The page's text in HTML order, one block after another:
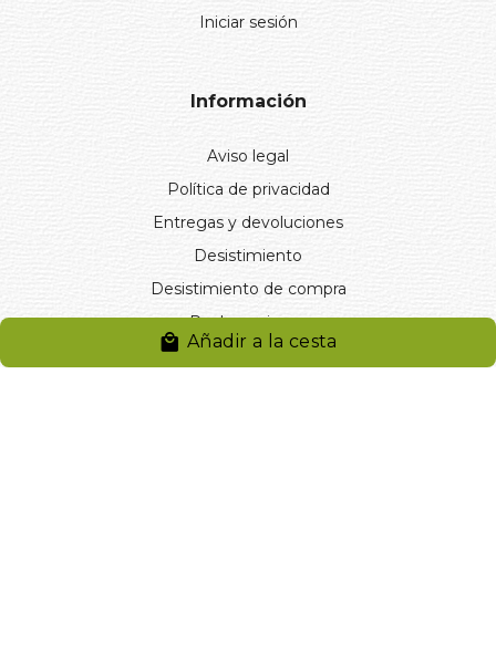
Añadir a la cesta
Iniciar sesión
Información
Aviso legal
Política de privacidad
Entregas y devoluciones
Desistimiento
Desistimiento de compra
Reclamaciones